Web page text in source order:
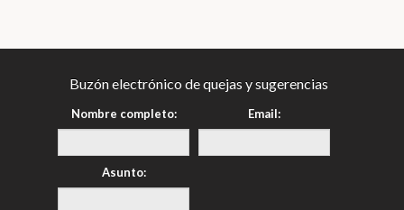
Buzón electrónico de quejas y sugerencias
Nombre completo: Email:
Asunto: